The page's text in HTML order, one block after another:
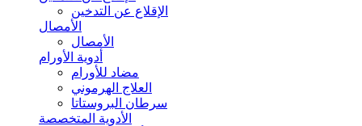
الإقلاع عن التدخين
الأمصال
الأمصال
أدوية الأورام
مضاد للأورام
العلاج الهرموني
سرطان البروستاتا
الأدوية المتخصصة